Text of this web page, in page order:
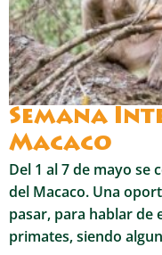
Semana
Macaco
Del 1 al 7 de mayo se
del Macaco. Una
pasar, para hablar de
primates, siendo